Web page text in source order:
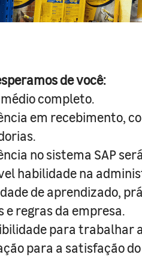
de você:
completo.
em recebimento,
no sistema SAP
habilidade na
de aprendizado,
e regras da empresa.
para trabalhar
para a satisfação